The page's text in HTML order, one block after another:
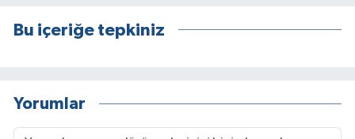
Bu içeriğe tepkiniz
Yorumlar